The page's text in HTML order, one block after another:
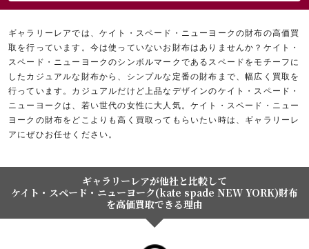
ギャラリーレアでは、ケイト・スペード・ニューヨークの財布の高価買
取を行っています。今は使っていないお財布はありませんか？ケイト・
スペード・ニューヨークのシンボルマークであるスペードをモチーフに
したカジュアルな財布から、シンプルな定番の財布まで、幅広く買取を
行っています。カジュアルだけど上品なデザインのケイト・スペード・
ニューヨークは、若い世代の女性に大人気。ケイト・スペード・ニュー
ヨークの財布をどこよりも高く買取ってもらいたい時は、ギャラリーレ
アにぜひお任せください。
ギャラリーレアが他社と比較して
ケイト・スペード・ニューヨーク(kate spade NEW YORK)財布
を高価買取できる理由